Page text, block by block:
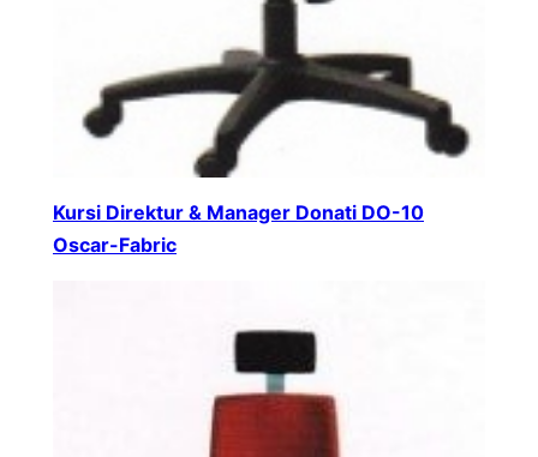
Kursi Direktur & Manager Donati DO-10
Oscar-Fabric